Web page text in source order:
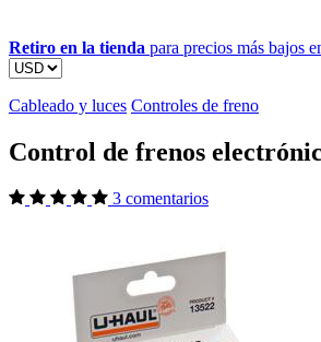
Retiro en la tienda para precios más bajos
Cableado y luces Controles de freno
Control de frenos
3 comentarios